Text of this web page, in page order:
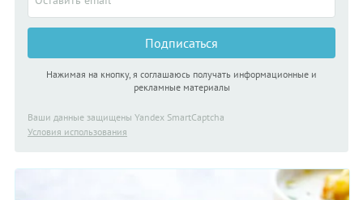
Подписаться
Нажимая на кнопку, я соглашаюсь получать информационные и
рекламные материалы
Ваши данные защищены Yandex SmartCaptcha
Условия использования